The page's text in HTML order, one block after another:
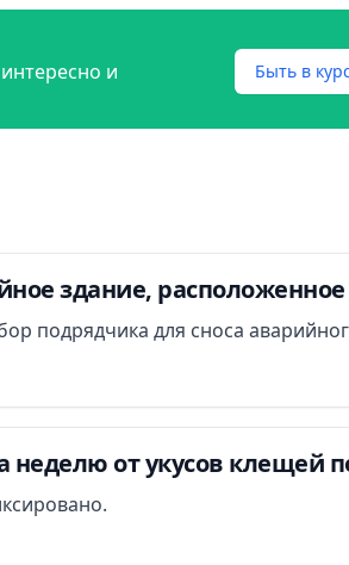
и
Быть в
здание,
подрядчика для сноса
неделю от укусов клещей